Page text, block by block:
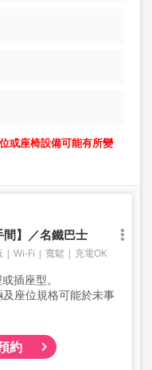
或座椅設備可能有所變
】／名鐵巴士
Wi-Fi 寬鬆 充電OK
插座型。
及座位規格可能於未事
約